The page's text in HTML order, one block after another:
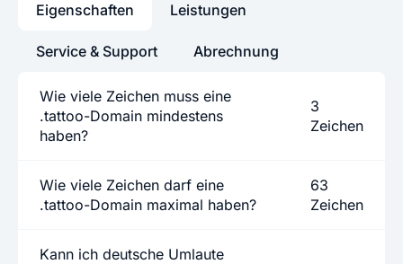
Eigenschaften
Wie viele Zeichen muss eine
.tattoo-Domain mindestens
haben?
3
Zeichen
Wie viele Zeichen darf eine
.tattoo-Domain maximal haben?
63
Zeichen
Kann ich deutsche Umlaute
Leistungen
Service & Support Abrechnung